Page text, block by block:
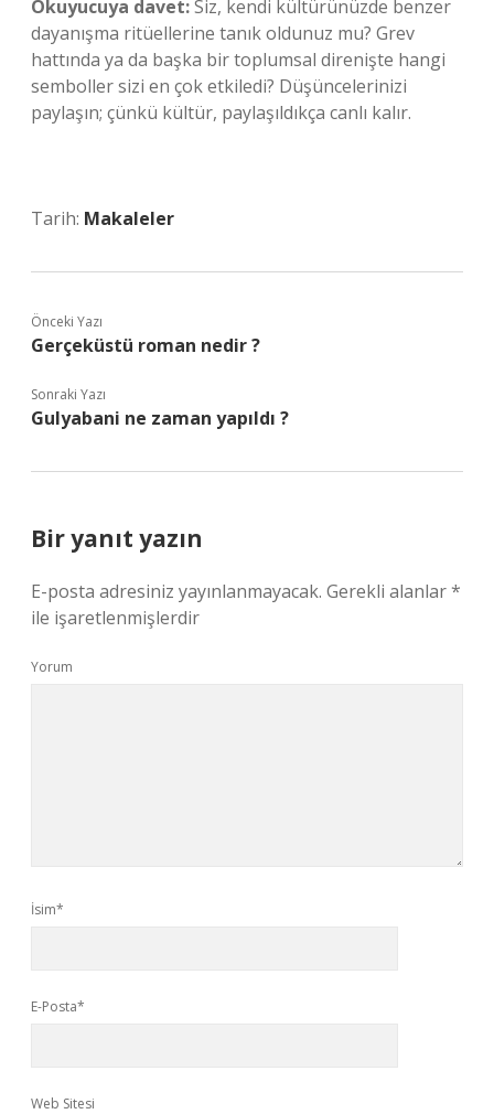
Okuyucuya davet:Siz, kendi kültürünüzde benzer
dayanışma ritüellerine tanık oldunuz mu? Grev
hattında ya da başka bir toplumsal direnişte hangi
semboller sizi en çok etkiledi? Düşüncelerinizi
paylaşın; çünkü kültür, paylaşıldıkça canlı kalır.
Tarih: Makaleler
Önceki Yazı
Gerçeküstü roman nedir ?
Sonraki Yazı
Gulyabani ne zaman yapıldı ?
Bir yanıt yazın
E-posta adresiniz yayınlanmayacak. Gerekli alanlar*
ile işaretlenmişlerdir
Yorum
İsim*
E-Posta*
Web Sitesi